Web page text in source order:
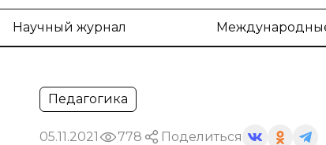
Научный журнал
Педагогика
05.11.2021 778 Поделиться